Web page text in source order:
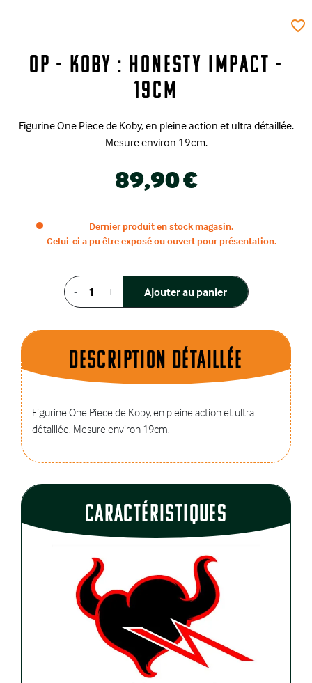
OP - Koby : Honesty Impact -
19cm
Figurine One Piece de Koby, en pleine action et ultra détaillée.
Mesure environ 19cm.
89,90 €
Dernier produit en stock magasin.
Celui-ci a pu être exposé ou ouvert pour présentation.
- + Ajouter au panier
favorite_border
Description dÉtaillÉe
Figurine One Piece de Koby, en pleine action et ultra
détaillée. Mesure environ 19cm.
CaractÉristiques